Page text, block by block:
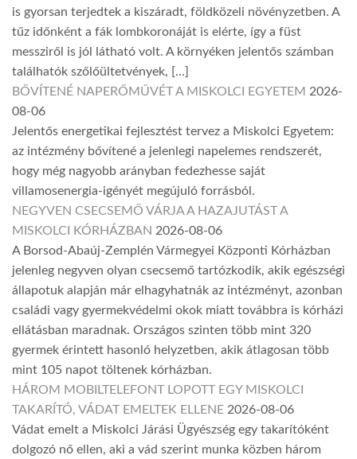
is gyorsan terjedtek a kiszáradt, földközeli növényzetben. A
tűz időnként a fák lombkoronáját is elérte, így a füst
messziről is jól látható volt. A környéken jelentős számban
találhatók szőlőültetvények, […]
BŐVÍTENÉ NAPERŐMŰVÉT A MISKOLCI EGYETEM 2026-
08-06
Jelentős energetikai fejlesztést tervez a Miskolci Egyetem:
az intézmény bővítené a jelenlegi napelemes rendszerét,
hogy még nagyobb arányban fedezhesse saját
villamosenergia-igényét megújuló forrásból.
NEGYVEN CSECSEMŐ VÁRJA A HAZAJUTÁST A
MISKOLCI KÓRHÁZBAN 2026-08-06
A Borsod-Abaúj-Zemplén Vármegyei Központi Kórházban
jelenleg negyven olyan csecsemő tartózkodik, akik egészségi
állapotuk alapján már elhagyhatnák az intézményt, azonban
családi vagy gyermekvédelmi okok miatt továbbra is kórházi
ellátásban maradnak. Országos szinten több mint 320
gyermek érintett hasonló helyzetben, akik átlagosan több
mint 105 napot töltenek kórházban.
HÁROM MOBILTELEFONT LOPOTT EGY MISKOLCI
TAKARÍTÓ, VÁDAT EMELTEK ELLENE 2026-08-06
Vádat emelt a Miskolci Járási Ügyészség egy takarítóként
dolgozó nő ellen, aki a vád szerint munka közben három